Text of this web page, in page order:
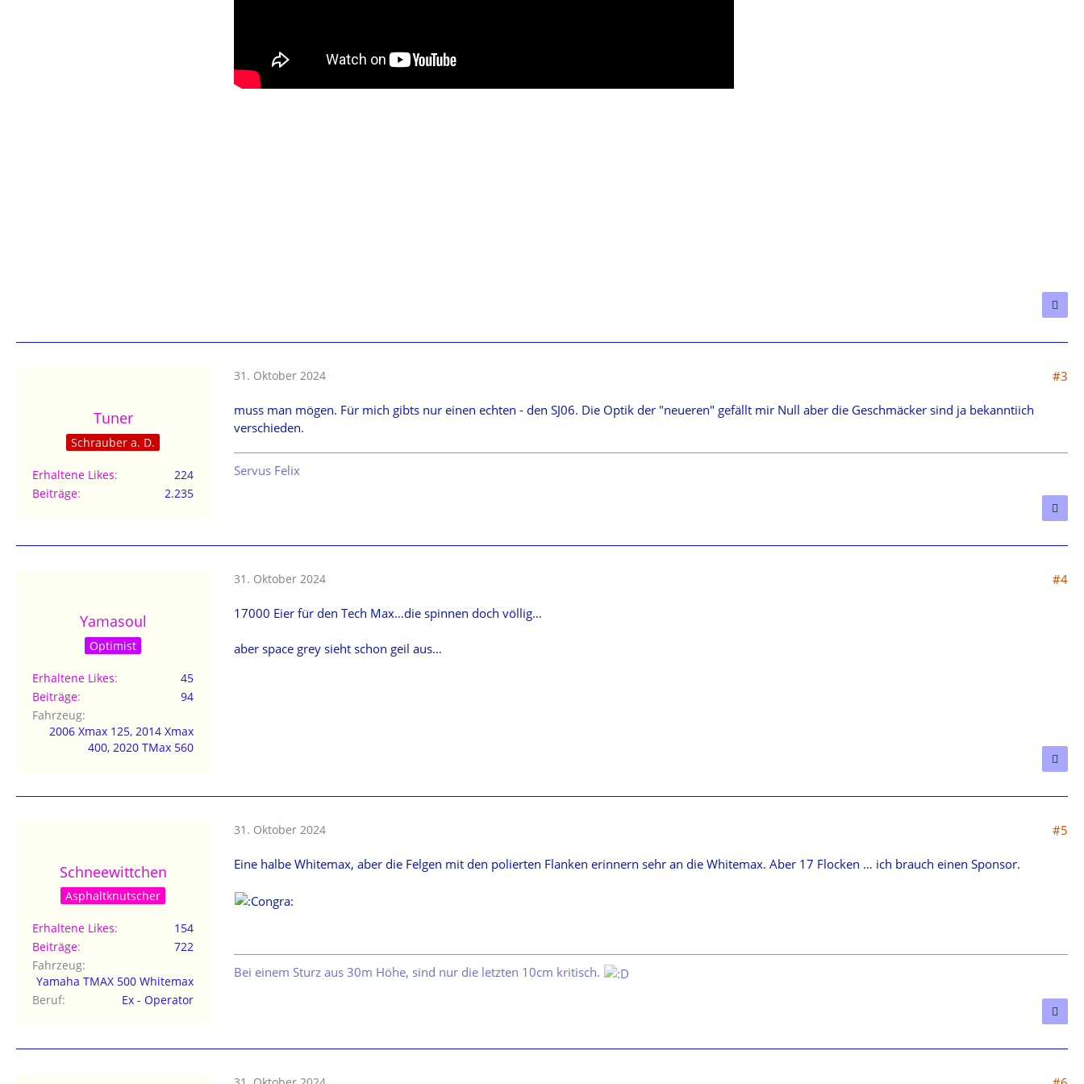
Tuner
Schrauber a. D.
Erhaltene Likes
224
Beiträge
2.235
31. Oktober 2024 #3
muss man mögen. Für mich gibts nur einen echten - den SJ06. Die Optik der "neueren" gefällt mir Null aber die Geschmäcker sind ja bekanntiich
verschieden.
Servus Felix
Yamasoul
Optimist
Erhaltene Likes
45
Beiträge
94
Fahrzeug
2006 Xmax 125, 2014 Xmax
400, 2020 TMax 560
31. Oktober 2024 #4
17000 Eier für den Tech Max…die spinnen doch völlig…
aber space grey sieht schon geil aus…
Schneewittchen
Asphaltknutscher
Erhaltene Likes
154
Beiträge
722
Fahrzeug
Yamaha TMAX 500 Whitemax
Beruf
Ex - Operator
31. Oktober 2024 #5
Eine halbe Whitemax, aber die Felgen mit den polierten Flanken erinnern sehr an die Whitemax. Aber 17 Flocken … ich brauch einen Sponsor.
Bei einem Sturz aus 30m Höhe, sind nur die letzten 10cm kritisch.